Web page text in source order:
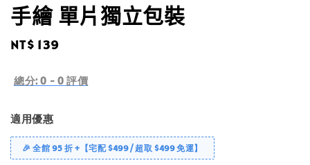
手繪 單片獨立包裝
Regular
NT$ 139
總分:0 - 0 評價
適用優惠
🎉 全館 95 折 +【宅配 $499 / 超取 $499 免運】